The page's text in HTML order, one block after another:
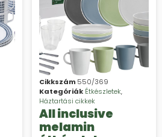
Cikkszám 550/369
Kategóriák Étkészletek,
Háztartási cikkek
All inclusive
melamin